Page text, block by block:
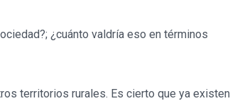
¿cuánto valdría eso en términos
territorios rurales. Es cierto que ya existen